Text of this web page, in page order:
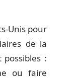
Unis pour
de la
possibles :
ou faire